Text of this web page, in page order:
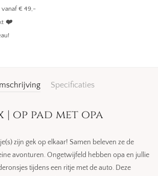
€ 49,-
❤️
Specificaties
| op pad met opa
zijn gek op elkaar! Samen beleven ze de
avonturen. Ongetwijfeld hebben opa en jullie
tijdens een ritje met de auto. Deze